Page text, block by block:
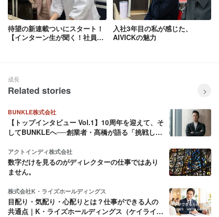
待望の新連載ついにスタート！
【インターン生が聞く！社員イ
入社3年目の私が感じた、
AIVICKの魅力
成長
Related stories
BUNKLE株式会社
【トップインタビュー Vol.1】10周年を迎えて、そ
してBUNKLEへ──創業者・髙橋が語る「挑戦し続
アクトインディ株式会社
数字だけを見るのがディレクターの仕事ではあり
ません。
株式会社K・ライズホールディングス
目配り・気配り・心配りとは？仕事ができる人の
共通点｜K・ライズホールディングス（ケイライ